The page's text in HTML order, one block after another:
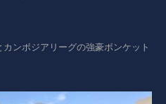
ンボジアリーグの強豪ボンケット